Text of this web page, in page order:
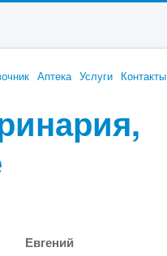
Аптека Услуги Контакты
Евгений